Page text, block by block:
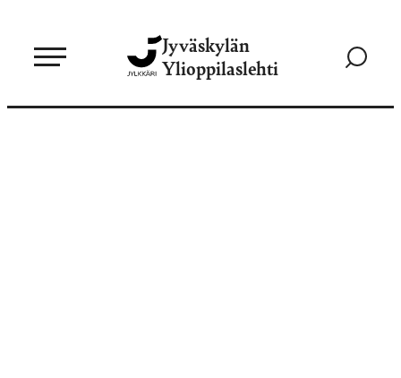
sisältöön
Jyväskylän
Ylioppilaslehti
Siirry